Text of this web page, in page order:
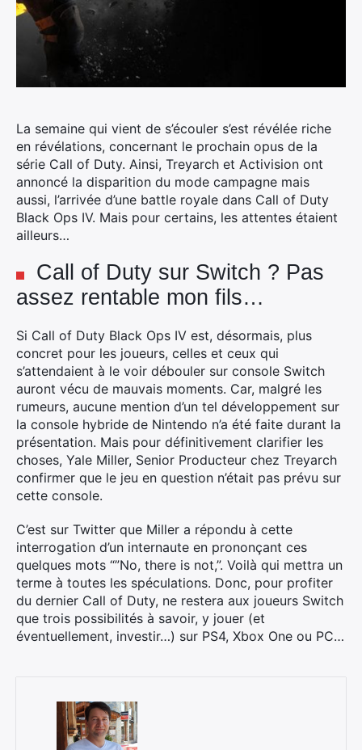
La semaine qui vient de s’écouler s’est révélée riche
en révélations, concernant le prochain opus de la
série Call of Duty. Ainsi, Treyarch et Activision ont
annoncé la disparition du mode campagne mais
aussi, l’arrivée d’une battle royale dans Call of Duty
Black Ops IV. Mais pour certains, les attentes étaient
ailleurs…
Call of Duty sur Switch ? Pas
assez rentable mon fils…
Si Call of Duty Black Ops IV est, désormais, plus
concret pour les joueurs, celles et ceux qui
s’attendaient à le voir débouler sur console Switch
auront vécu de mauvais moments. Car, malgré les
rumeurs, aucune mention d’un tel développement sur
la console hybride de Nintendo n’a été faite durant la
présentation. Mais pour définitivement clarifier les
choses, Yale Miller, Senior Producteur chez Treyarch
confirmer que le jeu en question n’était pas prévu sur
cette console.
C’est sur Twitter que Miller a répondu à cette
interrogation d’un internaute en prononçant ces
quelques mots “”No, there is not,”. Voilà qui mettra un
terme à toutes les spéculations. Donc, pour profiter
du dernier Call of Duty, ne restera aux joueurs Switch
que trois possibilités à savoir, y jouer (et
éventuellement, investir…) sur PS4, Xbox One ou PC…